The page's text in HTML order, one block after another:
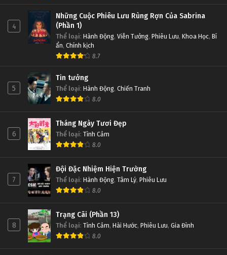
4
Những Cuộc Phiêu Lưu Rùng Rợn Của Sabrina
(Phần 1)
Thể loại: Hành Động, Viễn Tưởng, Phiêu Lưu, Khoa Học, Bí
ẩn, Chính kịch
8.7
5
Tin tưởng
Thể loại: Hành Động, Chiến Tranh
8.0
6
Tháng Ngày Tươi Đẹp
Thể loại: Tình Cảm
8.0
7
Đội Đặc Nhiệm Hiện Trường
Thể loại: Hành Động, Tâm Lý, Phiêu Lưu
8.0
8
Trạng Cãi (Phần 13)
Thể loại: Tình Cảm, Hài Hước, Phiêu Lưu, Gia Đình
8.0